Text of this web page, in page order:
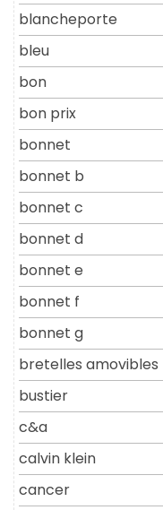
blancheporte
bleu
bon
bon prix
bonnet
bonnet b
bonnet c
bonnet d
bonnet e
bonnet f
bonnet g
bretelles amovibles
bustier
c&a
calvin klein
cancer